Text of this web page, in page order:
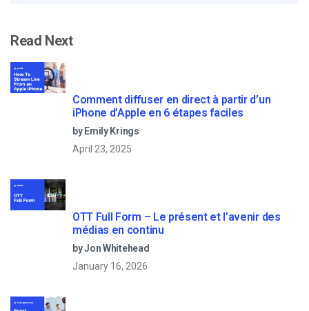
Read Next
Comment diffuser en direct à partir d’un
iPhone d’Apple en 6 étapes faciles
by Emily Krings
April 23, 2025
OTT Full Form – Le présent et l’avenir des
médias en continu
by Jon Whitehead
January 16, 2026